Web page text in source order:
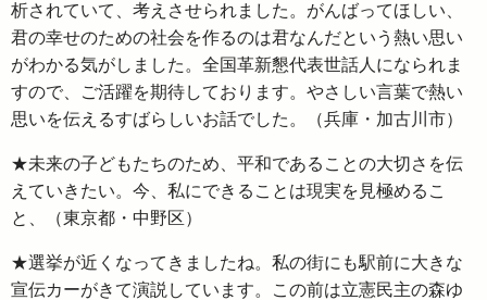
析されていて、考えさせられました。がんばってほしい、
君の幸せのための社会を作るのは君なんだという熱い思い
がわかる気がしました。全国革新懇代表世話人になられま
すので、ご活躍を期待しております。やさしい言葉で熱い
思いを伝えるすばらしいお話でした。（兵庫・加古川市）
★未来の子どもたちのため、平和であることの大切さを伝
えていきたい。今、私にできることは現実を見極めるこ
と、（東京都・中野区）
★選挙が近くなってきましたね。私の街にも駅前に大きな
宣伝カーがきて演説しています。この前は立憲民主の森ゆ